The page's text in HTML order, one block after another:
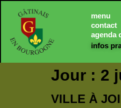
menu
contact
agenda
infos
Jour : 2
VILLE À